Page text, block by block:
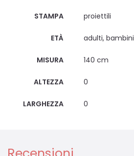
STAMPA proiettili
ETÀ adulti, bambini
MISURA 140 cm
ALTEZZA 0
LARGHEZZA 0